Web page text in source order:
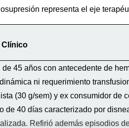
representa el eje
Clínico
de 45 años con antecedente de
ni requerimiento
(30 g/sem) y ex consumidor de
de 40 días caracterizado por
Refirió además episodios